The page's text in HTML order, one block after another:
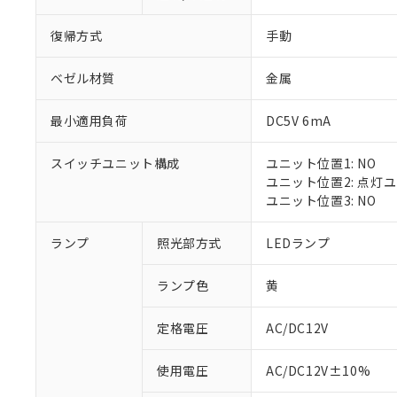
復帰方式 手動
ベゼル材質 金属
最小適用負荷 DC5V 6mA
スイッチユニット構成
ユニット位置1: NO
ユニット位置2: 点灯
ユニット位置3: NO
ランプ 照光部方式 LEDランプ
ランプ色 黄
定格電圧 AC/DC12V
使用電圧 AC/DC12V±10%
ご利用条件
※1 対応状況
調査・確認中：
非該当品：ライセ
仕入先様の事情に
があります。
※1 中国